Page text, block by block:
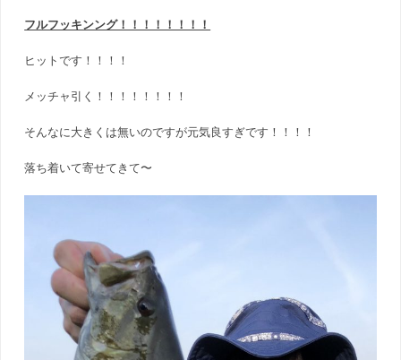
フルフッキンング！！！！！！！！
ヒットです！！！！
メッチャ引く！！！！！！！！
そんなに大きくは無いのですが元気良すぎです！！！！
落ち着いて寄せてきて〜